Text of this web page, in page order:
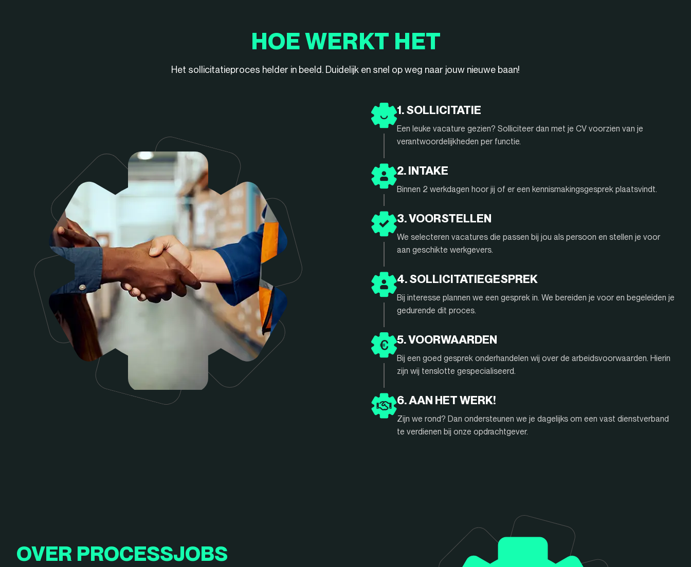
HOE WERKT HET
Het sollicitatieproces helder in beeld. Duidelijk en snel op weg naar jouw nieuwe baan!
1. SOLLICITATIE
Een leuke vacature gezien? Solliciteer dan met je CV voorzien van je
verantwoordelijkheden per functie.
2. INTAKE
Binnen 2 werkdagen hoor jij of er een kennismakingsgesprek plaatsvindt.
3. VOORSTELLEN
We selecteren vacatures die passen bij jou als persoon en stellen je voor
aan geschikte werkgevers.
4. SOLLICITATIEGESPREK
Bij interesse plannen we een gesprek in. We bereiden je voor en begeleiden je
gedurende dit proces.
5. VOORWAARDEN
Bij een goed gesprek onderhandelen wij over de arbeidsvoorwaarden. Hierin
zijn wij tenslotte gespecialiseerd.
6. AAN HET WERK!
Zijn we rond? Dan ondersteunen we je dagelijks om een vast dienstverband
te verdienen bij onze opdrachtgever.
OVER PROCESSJOBS